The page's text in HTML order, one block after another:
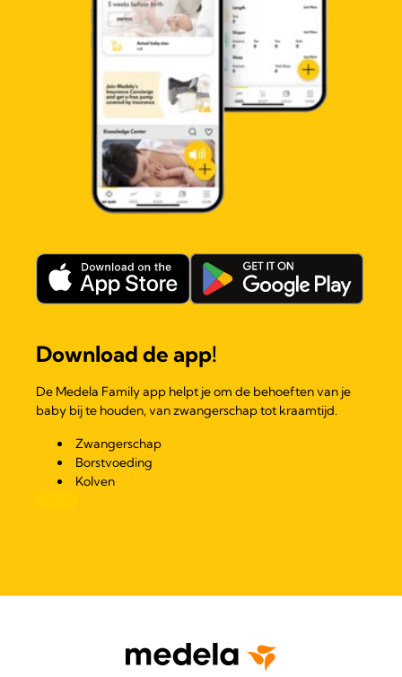
Download de app!
De Medela Family app helpt je om de behoeften van je
baby bij te houden, van zwangerschap tot kraamtijd.
Zwangerschap
Borstvoeding
Kolven